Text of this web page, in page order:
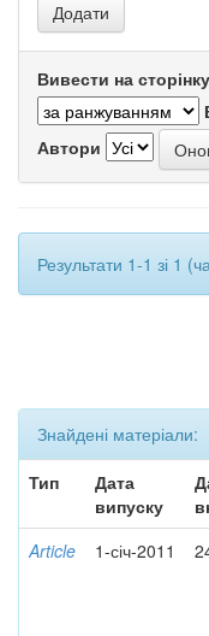
Вивести на сторінку
Автори
Результати 1-1 зі 1
Знайдені матеріали:
Тип
Дата
випуску
Article 1-січ-2011